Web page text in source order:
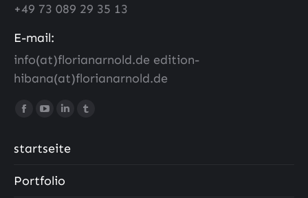
+49 73 089 29 35 13
E-mail:
info(at)florianarnold.de edition-
hibana(at)florianarnold.de
Finde uns auf:
Facebook
wird
einem
YouTube
wird
einem
LinkedIn
wird
Tumblr
startseite
Portfolio